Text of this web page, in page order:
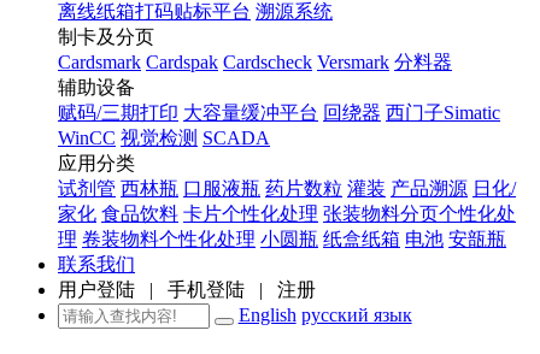
离线纸箱打码贴标平台 溯源系统
制卡及分页
Cardsmark Cardspak Cardscheck Versmark 分料器
辅助设备
赋码/三期打印 大容量缓冲平台 回绕器 西门子Simatic
WinCC 视觉检测 SCADA
应用分类
试剂管 西林瓶 口服液瓶 药片数粒 灌装 产品溯源 日化/
家化 食品饮料 卡片个性化处理 张装物料分页个性化处
理 卷装物料个性化处理 小圆瓶 纸盒纸箱 电池 安瓿瓶
联系我们
用户登陆 | 手机登陆 | 注册
English русский язык